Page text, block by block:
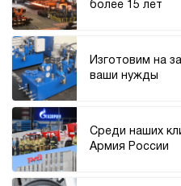
Гидростанция НЭР-4,5И632Т
3.5
231 853 руб
4.6
более 15 лет
Изготовим на
ваши нужды
Среди наших
Армия России